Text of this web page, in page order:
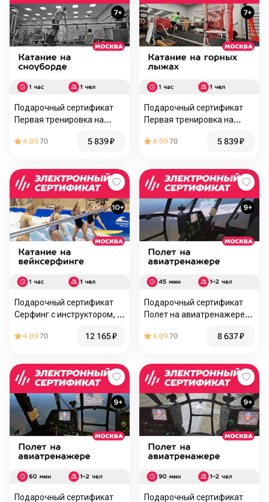
Подарочный сертификат
Первая тренировка на
чел., 1 час (Премьер Спорт)
4.0970 5 839₽
Подарочный сертификат
Первая тренировка на
1 чел., 1 час (Премьер
4.0970 5 839₽
Подарочный сертификат
Серфинг с инструктором, 1
(Москва)
4.0970 12 165₽
Подарочный сертификат
Полет на авиатренажере
минут для 1-2 чел., будни
4.0970 8 637₽
Подарочный сертификат
Подарочный сертификат